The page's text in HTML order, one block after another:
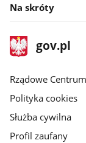
Na skróty
stopka
gov.plStrona
gov.pl
Rządowe
Polityka cookies
Służba cywilna
Profil zaufany